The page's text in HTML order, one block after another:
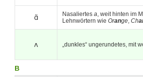
ɑ̃ Nasaliertes a, weit hinten im
Lehnwörtern wie Orange, Ch
ʌ „dunkles“ ungerundetes, mit
B